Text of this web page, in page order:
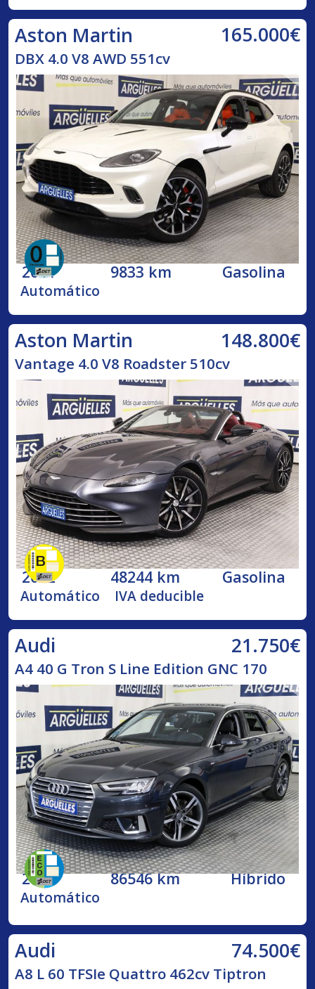
Aston Martin 165.000€
DBX 4.0 V8 AWD 551cv
2021 9833 km Gasolina
Automático
Aston Martin 148.800€
Vantage 4.0 V8 Roadster 510cv
2022 48244 km Gasolina
Automático IVA deducible
Audi 21.750€
A4 40 G Tron S Line Edition GNC 170
2020 86546 km Híbrido
Automático
Audi 74.500€
A8 L 60 TFSIe Quattro 462cv Tiptron